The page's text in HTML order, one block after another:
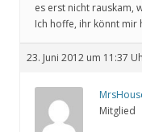
es erst nicht rauskam,
Ich hoffe, ihr könnt mir
23. Juni 2012 um 11:37
Mitglied